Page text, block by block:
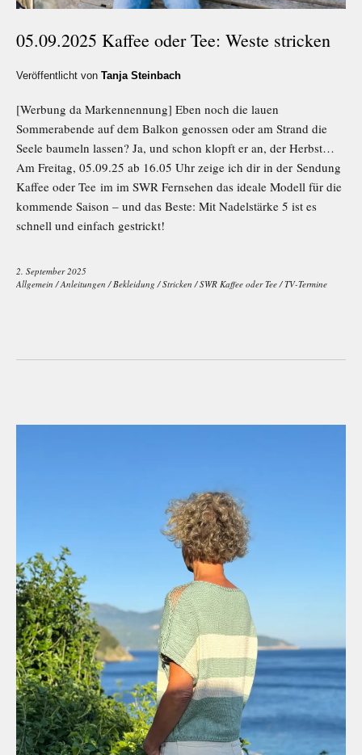
05.09.2025 Kaffee oder Tee: Weste stricken
Veröffentlicht von Tanja Steinbach
[Werbung da Markennennung] Eben noch die lauen
Sommerabende auf dem Balkon genossen oder am Strand die
Seele baumeln lassen? Ja, und schon klopft er an, der Herbst…
Am Freitag, 05.09.25 ab 16.05 Uhr zeige ich dir in der Sendung
Kaffee oder Tee im im SWR Fernsehen das ideale Modell für die
kommende Saison – und das Beste: Mit Nadelstärke 5 ist es
schnell und einfach gestrickt!
2. September 2025
Allgemein /Anleitungen /Bekleidung /Stricken /SWR Kaffee oder Tee/TV-Termine